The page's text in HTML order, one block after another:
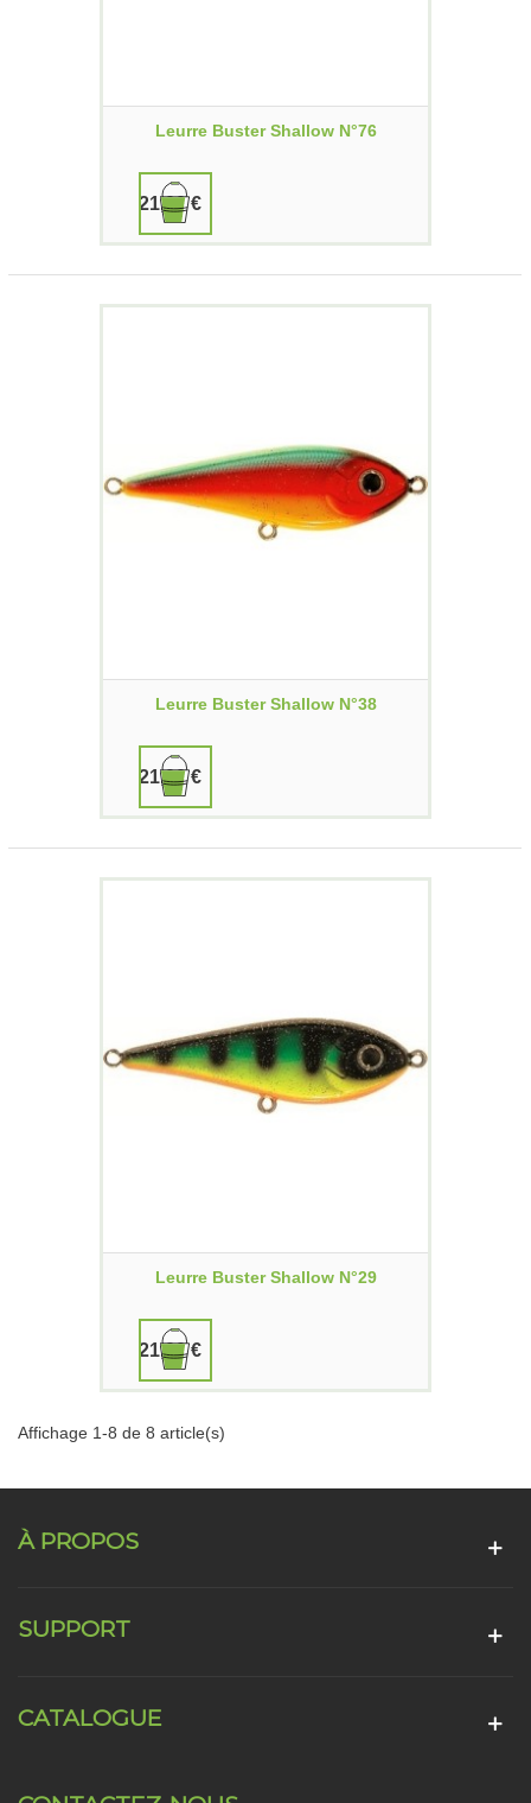
Leurre Buster Shallow N°76
21,00 €
Leurre Buster Shallow N°38
21,00 €
Leurre Buster Shallow N°29
21,00 €
Affichage 1-8 de 8 article(s)
À PROPOS
SUPPORT
CATALOGUE